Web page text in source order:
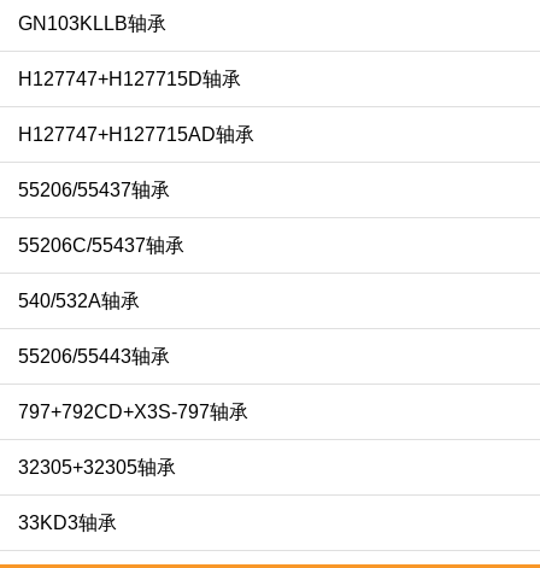
GN103KLLB轴承
H127747+H127715D轴承
H127747+H127715AD轴承
55206/55437轴承
55206C/55437轴承
540/532A轴承
55206/55443轴承
797+792CD+X3S-797轴承
32305+32305轴承
33KD3轴承